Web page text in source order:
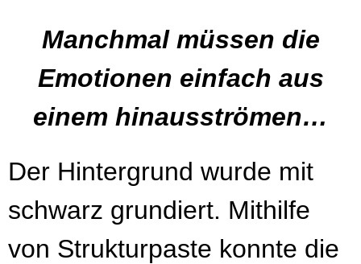
Manchmal müssen die
Emotionen einfach aus
einem hinausströmen…
Der Hintergrund wurde mit
schwarz grundiert. Mithilfe
von Strukturpaste konnte die